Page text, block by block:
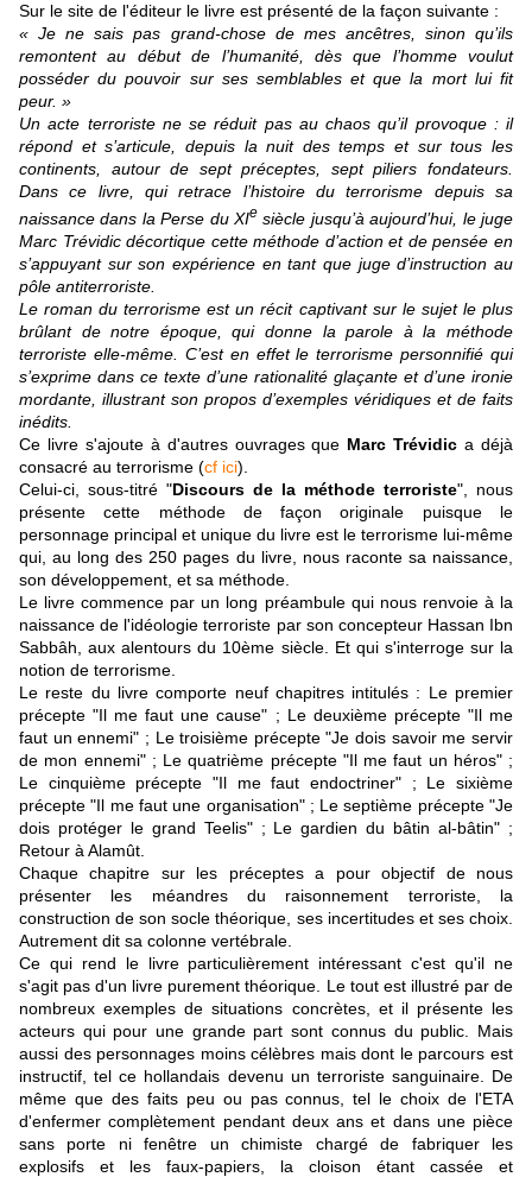
Sur le site de l'éditeur le livre est présenté de la façon suivante :
« Je ne sais pas grand-chose de mes ancêtres, sinon qu’ils
remontent au début de l’humanité, dès que l’homme voulut
posséder du pouvoir sur ses semblables et que la mort lui fit
peur. »
Un acte terroriste ne se réduit pas au chaos qu’il provoque : il
répond et s’articule, depuis la nuit des temps et sur tous les
continents, autour de sept préceptes, sept piliers fondateurs.
Dans ce livre, qui retrace l’histoire du terrorisme depuis sa
naissance dans la Perse du XIe siècle jusqu’à aujourd’hui, le juge
Marc Trévidic décortique cette méthode d’action et de pensée en
s’appuyant sur son expérience en tant que juge d’instruction au
pôle antiterroriste.
Le roman du terrorisme est un récit captivant sur le sujet le plus
brûlant de notre époque, qui donne la parole à la méthode
terroriste elle-même. C’est en effet le terrorisme personnifié qui
s’exprime dans ce texte d’une rationalité glaçante et d’une ironie
mordante, illustrant son propos d’exemples véridiques et de faits
inédits.
Ce livre s'ajoute à d'autres ouvrages que Marc Trévidic a déjà
consacré au terrorisme (cf ici).
Celui-ci, sous-titré "Discours de la méthode terroriste", nous
présente cette méthode de façon originale puisque le
personnage principal et unique du livre est le terrorisme lui-même
qui, au long des 250 pages du livre, nous raconte sa naissance,
son développement, et sa méthode.
Le livre commence par un long préambule qui nous renvoie à la
naissance de l'idéologie terroriste par son concepteur Hassan Ibn
Sabbâh, aux alentours du 10ème siècle. Et qui s'interroge sur la
notion de terrorisme.
Le reste du livre comporte neuf chapitres intitulés : Le premier
précepte "Il me faut une cause" ; Le deuxième précepte "Il me
faut un ennemi" ; Le troisième précepte "Je dois savoir me servir
de mon ennemi" ; Le quatrième précepte "Il me faut un héros" ;
Le cinquième précepte "Il me faut endoctriner" ; Le sixième
précepte "Il me faut une organisation" ; Le septième précepte "Je
dois protéger le grand Teelis" ; Le gardien du bâtin al-bâtin" ;
Retour à Alamût.
Chaque chapitre sur les préceptes a pour objectif de nous
présenter les méandres du raisonnement terroriste, la
construction de son socle théorique, ses incertitudes et ses choix.
Autrement dit sa colonne vertébrale.
Ce qui rend le livre particulièrement intéressant c'est qu'il ne
s'agit pas d'un livre purement théorique. Le tout est illustré par de
nombreux exemples de situations concrètes, et il présente les
acteurs qui pour une grande part sont connus du public. Mais
aussi des personnages moins célèbres mais dont le parcours est
instructif, tel ce hollandais devenu un terroriste sanguinaire. De
même que des faits peu ou pas connus, tel le choix de l'ETA
d'enfermer complètement pendant deux ans et dans une pièce
sans porte ni fenêtre un chimiste chargé de fabriquer les
explosifs et les faux-papiers, la cloison étant cassée et